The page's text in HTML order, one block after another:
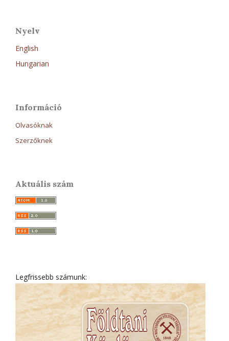
Nyelv
English
Hungarian
Információ
Olvasóknak
Szerzőknek
Aktuális szám
Legfrissebb számunk: